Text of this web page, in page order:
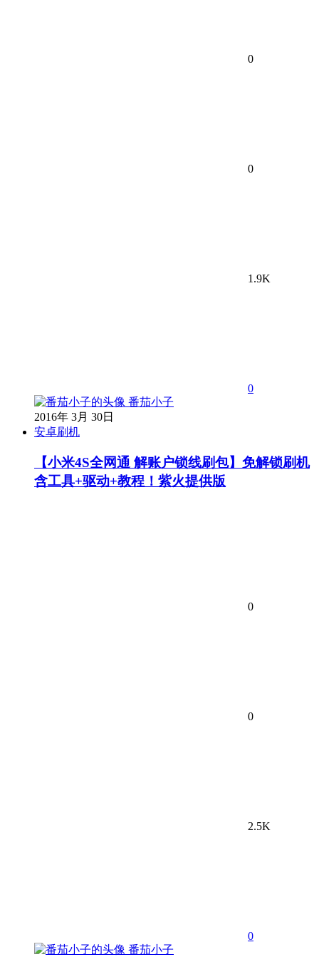
0
0
1.9K
0
番茄小子
2016年 3月 30日
安卓刷机
【小米4S全网通 解账户锁线刷包】免解锁刷机
含工具+驱动+教程！紫火提供版
0
0
2.5K
0
番茄小子